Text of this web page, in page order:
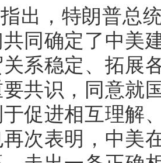
出，特朗普总
同确定了中美
系稳定、拓展
共识，同意就
促进相互理解
次表明，中美